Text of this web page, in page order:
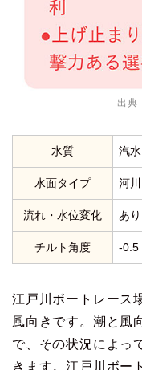
出典
水質 汽水
水面タイプ 河川
流れ・水位変化 あり
チルト角度 -
江戸川ボートレース
風向きです。潮と風
で、その状況によっ
きます。江戸川ボー